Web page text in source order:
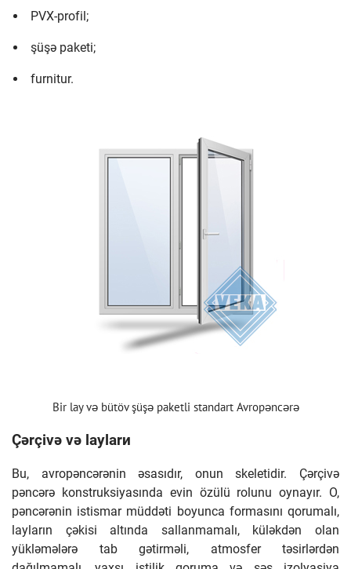
PVX-profil;
şüşə paketi;
furnitur.
Bir lay və bütöv şüşə paketli standart Avropəncərə
Çərçivə və laylarи
Bu, avropəncərənin əsasıdır, onun skeletidir. Çərçivə
pəncərə konstruksiyasında evin özülü rolunu oynayır. O,
pəncərənin istismar müddəti boyunca formasını qorumalı,
layların çəkisi altında sallanmamalı, küləkdən olan
yükləmələrə tab gətirməli, atmosfer təsirlərdən